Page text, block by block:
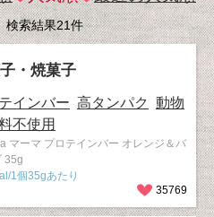
索結果21件
・焼菓子
インバー 高タンパク
動物
不使用
マーマ プロテインバー オレンジ＆バ
35g
1個35gあたり
35769